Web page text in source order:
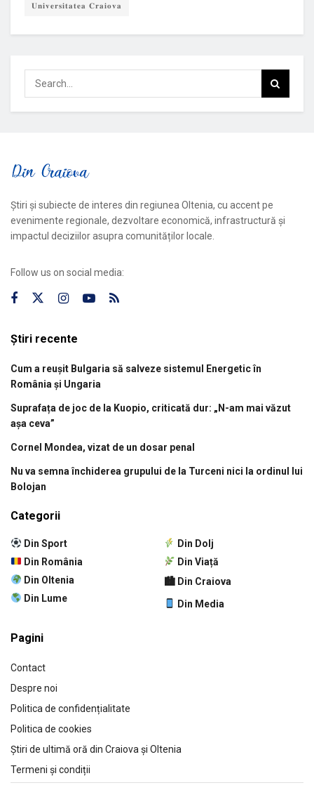
𝐔𝐧𝐢𝐯𝐞𝐫𝐬𝐢𝐭𝐚𝐭𝐞𝐚 𝐂𝐫𝐚𝐢𝐨𝐯𝐚
Știri și subiecte de interes din regiunea Oltenia, cu accent pe
evenimente regionale, dezvoltare economică, infrastructură și
impactul deciziilor asupra comunităților locale.
Follow us on social media:
Știri recente
Cum a reușit Bulgaria să salveze sistemul Energetic în
România și Ungaria
Suprafața de joc de la Kuopio, criticată dur: „N-am mai văzut
așa ceva”
Cornel Mondea, vizat de un dosar penal
Nu va semna închiderea grupului de la Turceni nici la ordinul lui
Bolojan
Categorii
Din Sport
Din România
Din Oltenia
Din Lume
Din Dolj
Din Viață
🏙 Din Craiova
Din Media
Pagini
Contact
Despre noi
Politica de confidențialitate
Politica de cookies
Știri de ultimă oră din Craiova și Oltenia
Termeni și condiții